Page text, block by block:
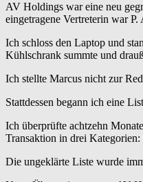
AV Holdings war eine neu
eingetragene Vertreterin war P.
Ich schloss den Laptop und
Kühlschrank summte und
Ich stellte Marcus nicht zur
Stattdessen begann ich eine
Ich überprüfte achtzehn
Transaktion in drei
Die ungeklärte Liste wurde